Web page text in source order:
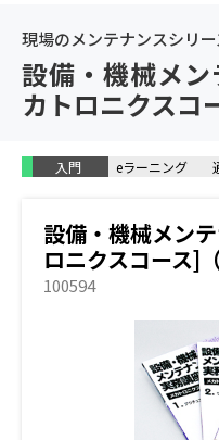
産業用ロボット / ロ
/ 自動化とロボット /
現場のメンテナンスシリ
設備・機械メ
カトロニクスコ
入門 eラーニング
設備・機械メン
ロニクスコース]
100594